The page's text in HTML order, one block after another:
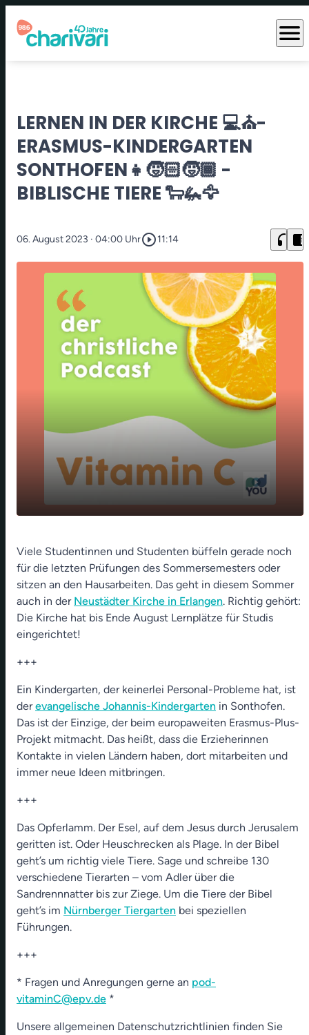
menu
LERNEN IN DER KIRCHE 💻⛪-
ERASMUS-KINDERGARTEN
SONTHOFEN👧🧒🏻🧒🏾 -
BIBLISCHE TIERE 🐑🦗🦅
06. August 2023 · 04:00 Uhrplay_circle_outline11:14 headphones chrome_reader_mode
play_arrow Kindergarten Sonthofen👧🧒🏻🧒🏾 - Biblische
Tiere 🐑🦗🦅
00:00 11:14
Viele Studentinnen und Studenten büffeln gerade noch
für die letzten Prüfungen des Sommersemesters oder
sitzen an den Hausarbeiten. Das geht in diesem Sommer
auch in der Neustädter Kirche in Erlangen. Richtig gehört:
Die Kirche hat bis Ende August Lernplätze für Studis
eingerichtet!
+++
Ein Kindergarten, der keinerlei Personal-Probleme hat, ist
derevangelische Johannis-Kindergarten in Sonthofen.
Das ist der Einzige, der beim europaweiten Erasmus-Plus-
Projekt mitmacht. Das heißt, dass die Erzieherinnen
Kontakte in vielen Ländern haben, dort mitarbeiten und
immer neue Ideen mitbringen.
+++
Das Opferlamm. Der Esel, auf dem Jesus durch Jerusalem
geritten ist. Oder Heuschrecken als Plage. In der Bibel
geht’s um richtig viele Tiere. Sage und schreibe 130
verschiedene Tierarten – vom Adler über die
Sandrennnatter bis zur Ziege. Um die Tiere der Bibel
geht’s im Nürnberger Tiergarten bei speziellen
Führungen.
+++
* Fragen und Anregungen gerne an pod-
vitaminC@epv.de *
Unsere allgemeinen Datenschutzrichtlinien finden Sie